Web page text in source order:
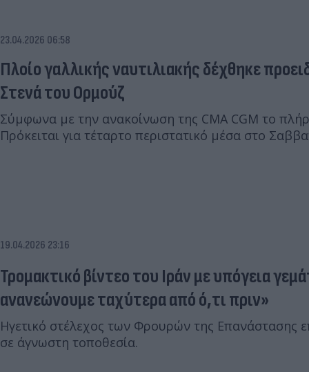
23.04.2026 06:58
Πλοίο γαλλικής ναυτιλιακής δέχθηκε
Στενά του Ορμούζ
Σύμφωνα με την ανακοίνωση της CMA CGM το
Πρόκειται για τέταρτο περιστατικό μέσα στο
19.04.2026 23:16
Τρομακτικό βίντεο του Ιράν με υπόγεια
ανανεώνουμε ταχύτερα από ό,τι πριν»
Ηγετικό στέλεχος των Φρουρών της Επανάστασης
σε άγνωστη τοποθεσία.